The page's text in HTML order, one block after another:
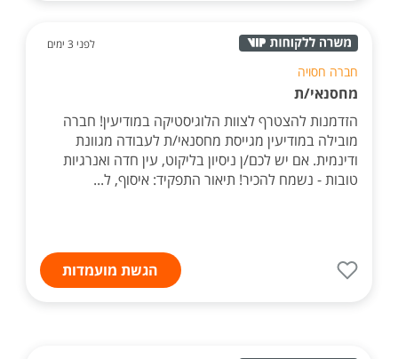
לפני 3 ימים
חברה חסויה
מחסנאי/ת
הזדמנות להצטרף לצוות הלוגיסטיקה במודיעין! חברה
מובילה במודיעין מגייסת מחסנאי/ת לעבודה מגוונת
ודינמית. אם יש לכם/ן ניסיון בליקוט, עין חדה ואנרגיות
טובות - נשמח להכיר! תיאור התפקיד: איסוף, ל...
הגשת מועמדות